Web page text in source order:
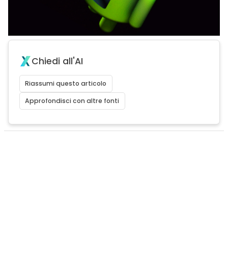
Chiedi all'AI
Riassumi questo articolo
Approfondisci con altre fonti